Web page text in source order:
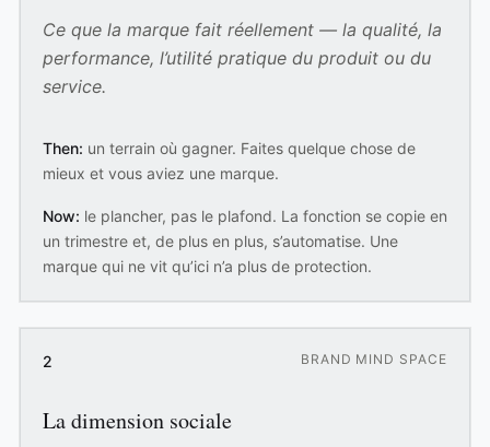
Ce que la marque fait réellement — la qualité, la
performance, l’utilité pratique du produit ou du
service.
Then: un terrain où gagner. Faites quelque chose de
mieux et vous aviez une marque.
Now: le plancher, pas le plafond. La fonction se copie en
un trimestre et, de plus en plus, s’automatise. Une
marque qui ne vit qu’ici n’a plus de protection.
2 BRAND MIND SPACE
La dimension sociale